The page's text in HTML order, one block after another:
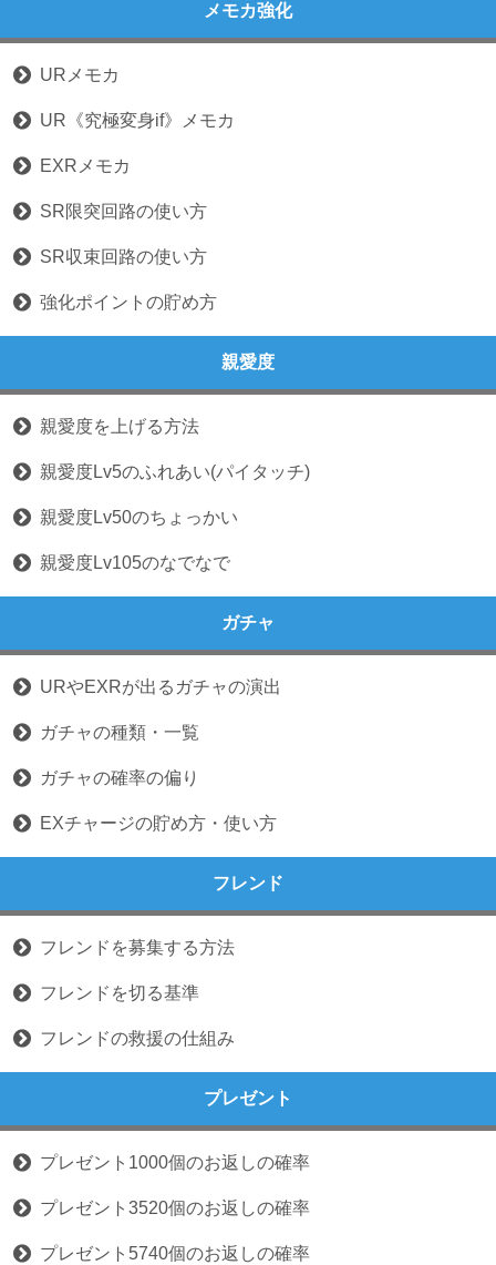
メモカ強化
URメモカ
UR《究極変身if》メモカ
EXRメモカ
SR限突回路の使い方
SR収束回路の使い方
強化ポイントの貯め方
親愛度
親愛度を上げる方法
親愛度Lv5のふれあい(パイタッチ)
親愛度Lv50のちょっかい
親愛度Lv105のなでなで
ガチャ
URやEXRが出るガチャの演出
ガチャの種類・一覧
ガチャの確率の偏り
EXチャージの貯め方・使い方
フレンド
フレンドを募集する方法
フレンドを切る基準
フレンドの救援の仕組み
プレゼント
プレゼント1000個のお返しの確率
プレゼント3520個のお返しの確率
プレゼント5740個のお返しの確率